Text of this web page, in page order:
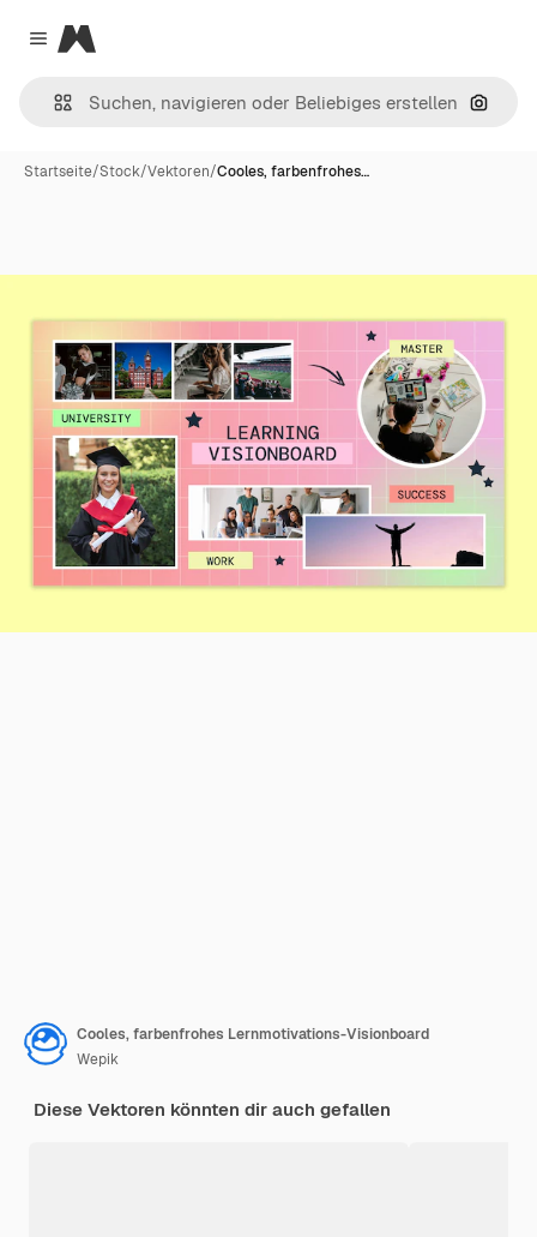
Close menu
Magnific
Nach
Startseite/Stock/Vektoren/Cooles, farbenfrohes…
Cooles, farbenfrohes Lernmotivations-Visionboard
Wepik
Diese Vektoren könnten dir auch gefallen